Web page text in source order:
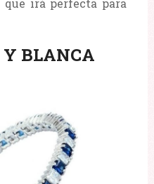
irá perfecta para
BLANCA